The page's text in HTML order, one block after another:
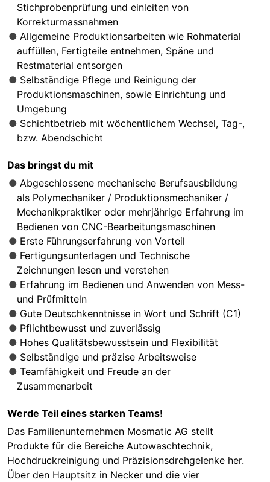
Stichprobenprüfung und einleiten von
Korrekturmassnahmen
Allgemeine Produktionsarbeiten wie Rohmaterial
auffüllen, Fertigteile entnehmen, Späne und
Restmaterial entsorgen
Selbständige Pflege und Reinigung der
Produktionsmaschinen, sowie Einrichtung und
Umgebung
Schichtbetrieb mit wöchentlichem Wechsel, Tag-,
bzw. Abendschicht
Das bringst du mit
Abgeschlossene mechanische Berufsausbildung
als Polymechaniker / Produktionsmechaniker /
Mechanikpraktiker oder mehrjährige Erfahrung im
Bedienen von CNC-Bearbeitungsmaschinen
Erste Führungserfahrung von Vorteil
Fertigungsunterlagen und Technische
Zeichnungen lesen und verstehen
Erfahrung im Bedienen und Anwenden von Mess-
und Prüfmitteln
Gute Deutschkenntnisse in Wort und Schrift (C1)
Pflichtbewusst und zuverlässig
Hohes Qualitätsbewusstsein und Flexibilität
Selbständige und präzise Arbeitsweise
Teamfähigkeit und Freude an der
Zusammenarbeit
Werde Teil eines starken Teams!
Das Familienunternehmen Mosmatic AG stellt
Produkte für die Bereiche Autowaschtechnik,
Hochdruckreinigung und Präzisionsdrehgelenke her.
Über den Hauptsitz in Necker und die vier